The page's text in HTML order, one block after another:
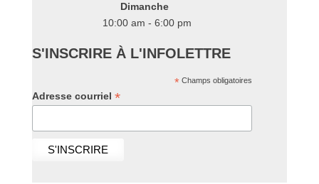
Dimanche
10:00 am - 6:00 pm
S'INSCRIRE À L'INFOLETTRE
* Champs obligatoires
Adresse courriel *